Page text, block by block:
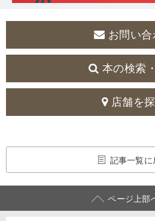
お問い合
本の検索
店舗を
記事一覧に
ページ上部